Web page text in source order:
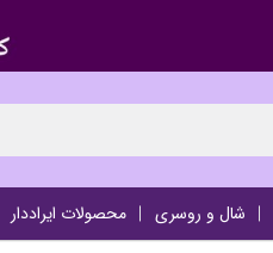
شال و روسری محصولات ایراددار